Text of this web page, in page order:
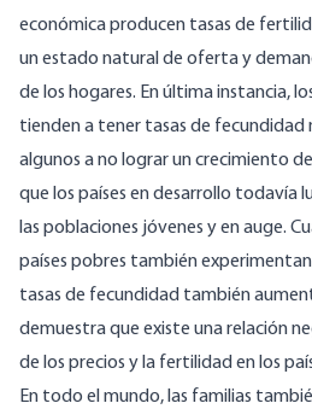
económica producen tasas de
un estado natural de oferta y
de los hogares. En última instancia,
tienden a tener tasas de fecundidad
algunos a no lograr un crecimiento
que los países en desarrollo todavía
las poblaciones jóvenes y en auge.
países pobres también
tasas de fecundidad también
demuestra que existe una relación
de los precios y la fertilidad en los
En todo el mundo, las familias